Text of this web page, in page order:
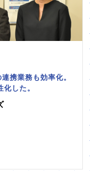
携業務も効率化。
した。